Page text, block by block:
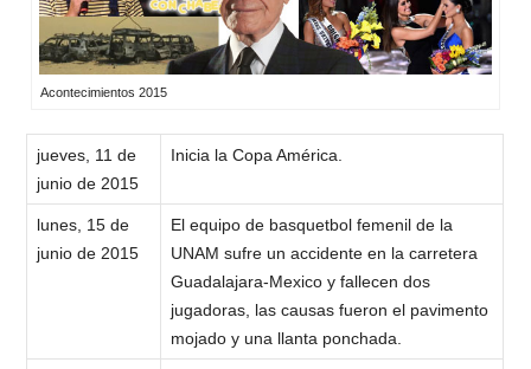
Acontecimientos 2015
jueves, 11 de
junio de 2015
Inicia la Copa América.
lunes, 15 de
junio de 2015
El equipo de basquetbol femenil de la
UNAM sufre un accidente en la carretera
Guadalajara-Mexico y fallecen dos
jugadoras, las causas fueron el pavimento
mojado y una llanta ponchada.